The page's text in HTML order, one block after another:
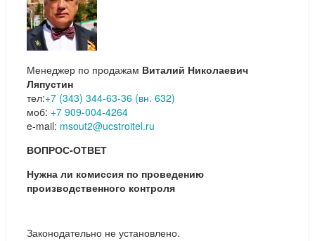
Менеджер по продажам Виталий Николаевич
Ляпустин
тел:+7 (343) 344-63-36 (вн. 632)
моб: +7 909-004-4264
e-mail: msout2@ucstroitel.ru
ВОПРОС-ОТВЕТ
Нужна ли комиссия по проведению
производственного контроля
Законодательно не установлено.